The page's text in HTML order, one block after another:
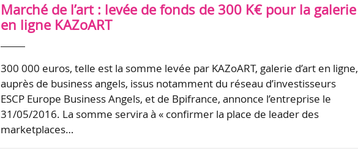
Marché de l’art : levée de fonds de 300 K€ pour la galerie
en ligne KAZoART
300 000 euros, telle est la somme levée par KAZoART, galerie d’art en ligne,
auprès de business angels, issus notamment du réseau d’investisseurs
ESCP Europe Business Angels, et de Bpifrance, annonce l’entreprise le
31/05/2016. La somme servira à « confirmer la place de leader des
marketplaces…